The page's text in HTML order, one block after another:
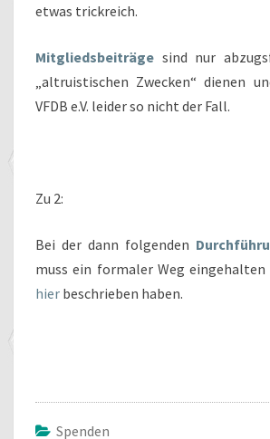
etwas trickreich.
Mitgliedsbeiträge sind nur
„altruistischen Zwecken“ dienen
VFDB e.V. leider so nicht der Fall.
Zu 2:
Bei der dann folgenden
muss ein formaler Weg eingehalten
hier beschrieben haben.
Spenden